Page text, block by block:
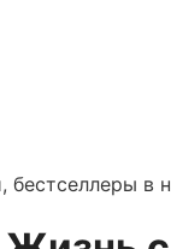
бестселлеры в